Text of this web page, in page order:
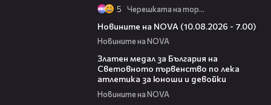
5 Черешката на тортата
Новините на NOVA (10.08.2026 - 7.00)
Новините на NOVA
Златен медал за България на
Световното първенство по лека
атлетика за юноши и девойки
Новините на NOVA